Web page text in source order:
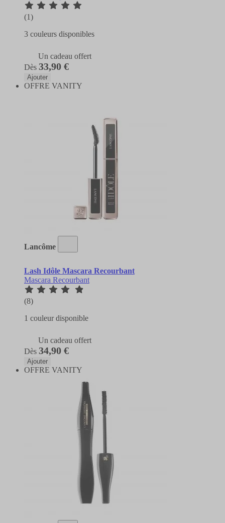
(1)
3 couleurs disponibles
Un cadeau offert
Dès 33,90 €
Ajouter
OFFRE VANITY
Lancôme
Lash Idôle Mascara Recourbant
Mascara Recourbant
(8)
1 couleur disponible
Un cadeau offert
Dès 34,90 €
Ajouter
OFFRE VANITY